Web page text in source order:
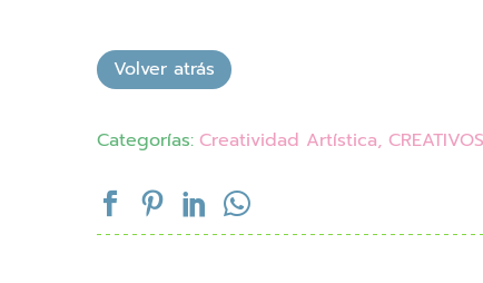
Categorías: Creatividad Artística, CREATIVOS